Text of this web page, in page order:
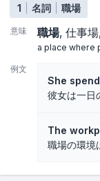
1 名詞 職場
意味 職場 仕事場
a place where
例文
She
彼女は一日
The
職場の環境